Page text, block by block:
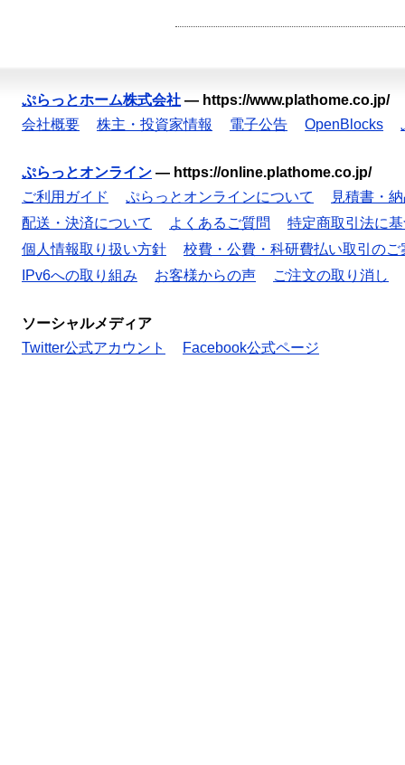
ぷらっとホーム株式会社 — https://www.plathome.co.jp/
会社概要
株主・投資家情報 電子公告 OpenBlocks
ぷらっとオンライン — https://online.plathome.co.jp/
ご利用ガイド
ぷらっとオンラインについて
見積書・
配送・決済について
よくあるご質問
特定商取引法に
個人情報取り扱い方針
校費・公費・科研費払い取引のご
IPv6への取り組み
お客様からの声 ご注文の取り消し
ソーシャルメディア
Twitter公式アカウント
Facebook公式ページ